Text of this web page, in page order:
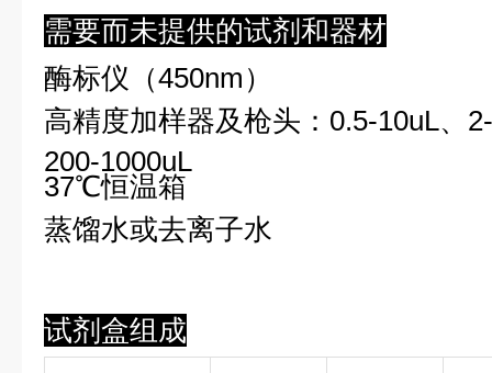
需要而未提供的试剂和器材
酶标仪（450nm）
高精度加样器及枪头：0.5-10uL、
200-1000uL
37℃恒温箱
蒸馏水或去离子水
试剂盒组成